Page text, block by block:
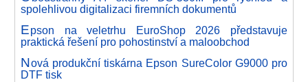
spolehlivou digitalizaci firemních dokumentů
Epson na veletrhu EuroShop 2026 představuje
praktická řešení pro pohostinství a maloobchod
Nová produkční tiskárna Epson SureColor G9000 pro
DTF tisk